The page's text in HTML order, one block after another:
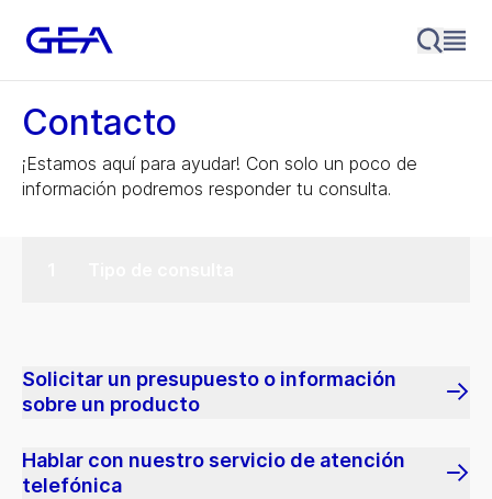
Contacto
¡Estamos aquí para ayudar! Con solo un poco de
información podremos responder tu consulta.
Solicitar un presupuesto o información
sobre un producto
Hablar con nuestro servicio de atención
telefónica